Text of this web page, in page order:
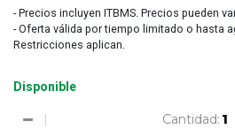
- Precios incluyen ITBMS. Precios pueden
- Oferta válida por tiempo limitado o hasta
Restricciones aplican.
Disponible
Cantidad: